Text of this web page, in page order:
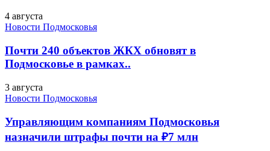
4 августа
Новости Подмосковья
Почти 240 объектов ЖКХ обновят в
Подмосковье в рамках..
3 августа
Новости Подмосковья
Управляющим компаниям Подмосковья
назначили штрафы почти на ₽7 млн